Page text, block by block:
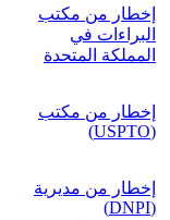
إخطار من مكتب
البراءات في
المملكة المتحدة
إخطار من مكتب
(USPTO)
إخطار من مديرية
(DNPI)